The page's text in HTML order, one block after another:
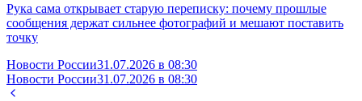
Рука сама открывает старую переписку: почему прошлые
сообщения держат сильнее фотографий и мешают поставить
точку
Новости России31.07.2026 в 08:30
Новости России31.07.2026 в 08:30